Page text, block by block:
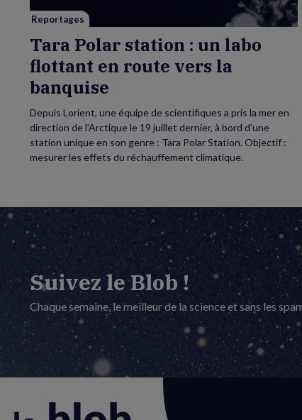
la
Reportages
Tara Polar station : un labo
flottant en route vers la
banquise
Depuis Lorient, une équipe de scientifiques a pris la mer en
direction de l’Arctique le 19 juillet dernier, à bord d’une
station unique en son genre : Tara Polar Station. Objectif :
mesurer les effets du réchauffement climatique.
Suivez le Blob !
Chaque semaine, le meilleur de la science et sans les